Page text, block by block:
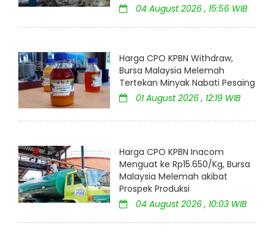
04 August 2026 , 15:56 WIB
Harga CPO KPBN Withdraw,
Bursa Malaysia Melemah
Tertekan Minyak Nabati Pesaing
01 August 2026 , 12:19 WIB
Harga CPO KPBN Inacom
Menguat ke Rp15.650/Kg, Bursa
Malaysia Melemah akibat
Prospek Produksi
04 August 2026 , 10:03 WIB